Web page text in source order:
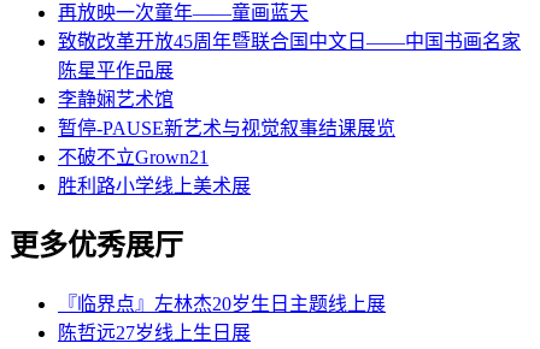
再放映一次童年——童画蓝天
致敬改革开放45周年暨联合国中文日——中国书画名家
陈星平作品展
李静娴艺术馆
暂停-PAUSE新艺术与视觉叙事结课展览
不破不立Grown21
胜利路小学线上美术展
更多优秀展厅
『临界点』左林杰20岁生日主题线上展
陈哲远27岁线上生日展